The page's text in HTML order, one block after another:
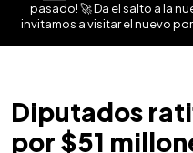
pasado! 🚀 Da el salto a la
invitamos a visitar el nuevo
Diputados
por $51